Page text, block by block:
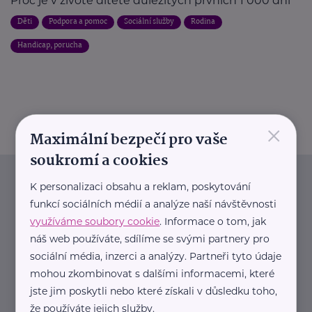
Děti Podpora a pomoc Sociální služby
Rodina
Handicap, porucha
Newsletter
Pravidelný přísun novinek, inspirace na každý den,
podpora pro rodiče i sdílení zkušeností. Takový je
Newsletter webu eMaminy.cz. Přihlaste se k jeho
odběru a čtěte o tématech, které vám pomohou
v náročném období nebo zpříjemní rodinný život.
×
Maximální bezpečí pro vaše
soukromí a cookies
K personalizaci obsahu a reklam, poskytování
funkcí sociálních médií a analýze naší návštěvnosti
využíváme soubory cookie. Informace o tom, jak
náš web používáte, sdílíme se svými partnery pro
sociální média, inzerci a analýzy. Partneři tyto údaje
mohou zkombinovat s dalšími informacemi, které
jste jim poskytli nebo které získali v důsledku toho,
že používáte jejich služby.